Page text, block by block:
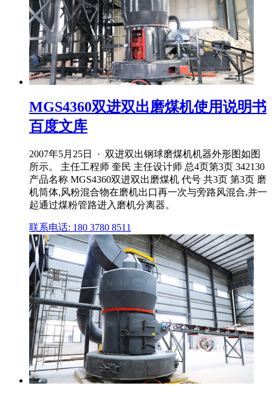
MGS4360双进双出磨煤机使用说明书
百度文库
2007年5月25日 · 双进双出钢球磨煤机机器外形图如图
所示。 主任工程师 奎民 主任设计师 总4页第3页 342130
产品名称 MGS4360双进双出磨煤机 代号 共3页 第3页 磨
机筒体,风粉混合物在磨机出口再一次与旁路风混合,并一
起通过煤粉管路进入磨机分离器。
联系电话: 180 3780 8511